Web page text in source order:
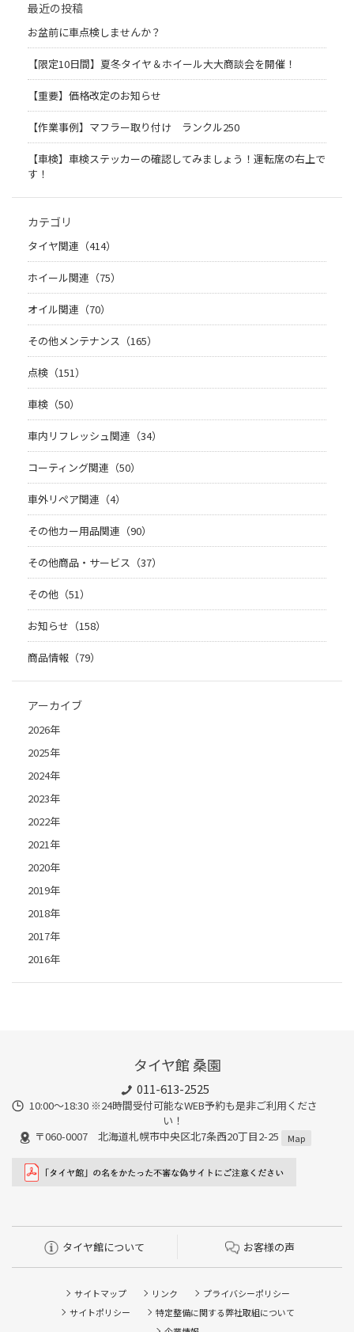
最近の投稿
お盆前に車点検しませんか？
【限定10日間】夏冬タイヤ＆ホイール大大商談会を開催！
【重要】価格改定のお知らせ
【作業事例】マフラー取り付け ランクル250
【車検】車検ステッカーの確認してみましょう！運転席の右上で
す！
カテゴリ
タイヤ関連（414）
ホイール関連（75）
オイル関連（70）
その他メンテナンス（165）
点検（151）
車検（50）
車内リフレッシュ関連（34）
コーティング関連（50）
車外リペア関連（4）
その他カー用品関連（90）
その他商品・サービス（37）
その他（51）
お知らせ（158）
商品情報（79）
アーカイブ
2026年
2025年
2024年
2023年
2022年
2021年
2020年
2019年
2018年
2017年
2016年
タイヤ館 桑園
011-613-2525
10:00～18:30 ※24時間受付可能なWEB予約も是非ご利用くださ
い！
〒060-0007 北海道札幌市中央区北7条西20丁目2-25
Map
タイヤ館について お客様の声
サイトマップ リンク
プライバシーポリシー
サイトポリシー
特定整備に関する弊社取組について